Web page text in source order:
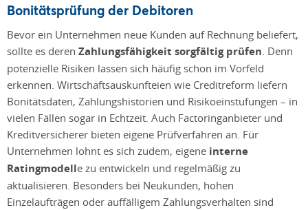
Bonitätsprüfung der Debitoren
Bevor ein Unternehmen neue Kunden auf Rechnung beliefert,
sollte es deren Zahlungsfähigkeit sorgfältig prüfen . Denn
potenzielle Risiken lassen sich häufig schon im Vorfeld
erkennen. Wirtschaftsauskunfteien wie Creditreform liefern
Bonitätsdaten, Zahlungshistorien und Risikoeinstufungen – in
vielen Fällen sogar in Echtzeit. Auch Factoringanbieter und
Kreditversicherer bieten eigene Prüfverfahren an. Für
Unternehmen lohnt es sich zudem, eigene interne
Ratingmodelle zu entwickeln und regelmäßig zu
aktualisieren. Besonders bei Neukunden, hohen
Einzelaufträgen oder auffälligem Zahlungsverhalten sind